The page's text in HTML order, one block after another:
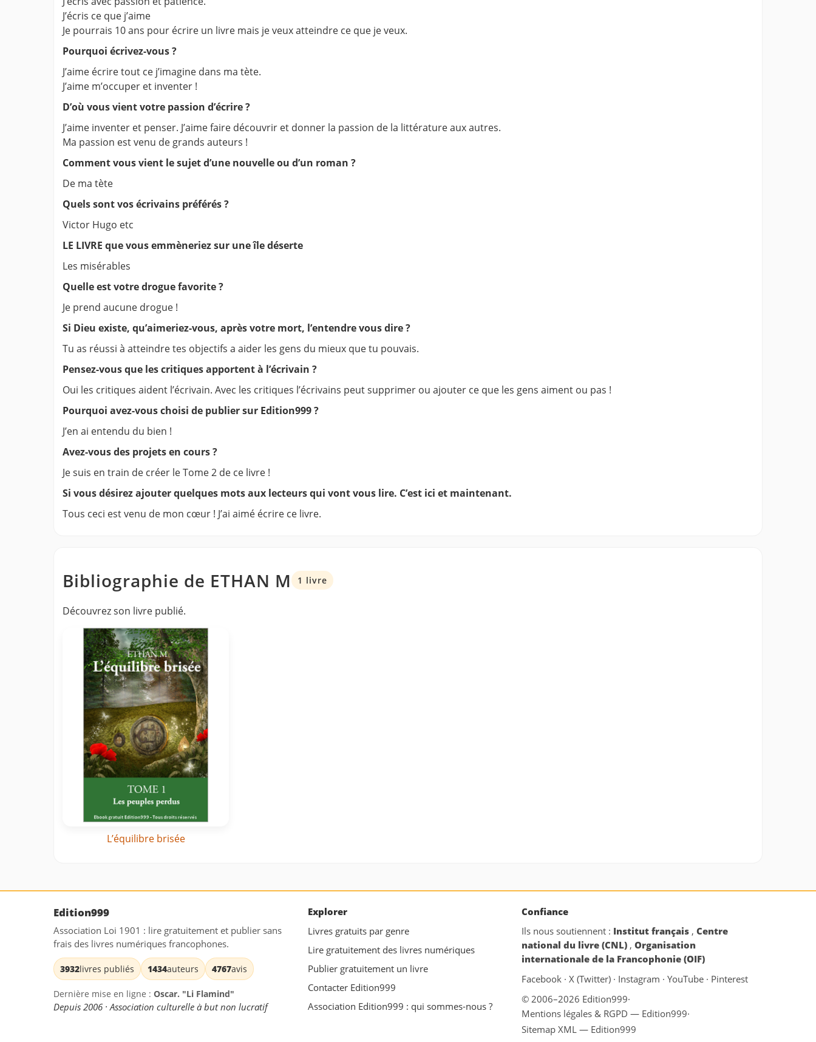
J’écris ce que j’aime
Je pourrais 10 ans pour écrire un livre mais je veux atteindre ce que je veux.
Pourquoi écrivez-vous ?
J’aime écrire tout ce j’imagine dans ma tète.
J’aime m’occuper et inventer !
D’où vous vient votre passion d’écrire ?
J’aime inventer et penser. J’aime faire découvrir et donner la passion de la littérature aux autres.
Ma passion est venu de grands auteurs !
Comment vous vient le sujet d’une nouvelle ou d’un roman ?
De ma tète
Quels sont vos écrivains préférés ?
Victor Hugo etc
LE LIVRE que vous emmèneriez sur une île déserte
Les misérables
Quelle est votre drogue favorite ?
Je prend aucune drogue !
Si Dieu existe, qu’aimeriez-vous, après votre mort, l’entendre vous dire ?
Tu as réussi à atteindre tes objectifs a aider les gens du mieux que tu pouvais.
Pensez-vous que les critiques apportent à l’écrivain ?
Oui les critiques aident l’écrivain. Avec les critiques l’écrivains peut supprimer ou ajouter ce que les gens aiment ou pas !
Pourquoi avez-vous choisi de publier sur Edition999 ?
J’en ai entendu du bien !
Avez-vous des projets en cours ?
Je suis en train de créer le Tome 2 de ce livre !
Si vous désirez ajouter quelques mots aux lecteurs qui vont vous lire. C’est ici et maintenant.
Tous ceci est venu de mon cœur ! J’ai aimé écrire ce livre.
Bibliographie de ETHAN M 1 livre
Découvrez son livre publié.
L’équilibre brisée
Edition999
Association Loi 1901 : lire gratuitement et publier sans
frais des livres numériques francophones.
3932livres publiés 1434auteurs 4767avis
Dernière mise en ligne : Oscar. "Li Flamind"
Depuis 2006 · Association culturelle à but non lucratif
Explorer
Livres gratuits par genre
Lire gratuitement des livres numériques
Publier gratuitement un livre
Contacter Edition999
Association Edition999 : qui sommes-nous ?
Confiance
Ils nous soutiennent : Institut français ,Centre
national du livre (CNL) ,Organisation
internationale de la Francophonie (OIF)
Facebook · X (Twitter) · Instagram · YouTube · Pinterest
© 2006–2026 Edition999·
Mentions légales & RGPD — Edition999·
Sitemap XML — Edition999